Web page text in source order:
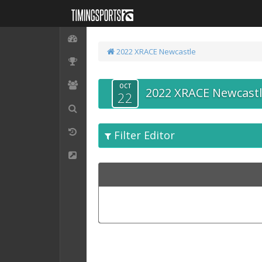
2022 XRACE Newcastle
OCT
22 2022 XRACE
Filter Editor